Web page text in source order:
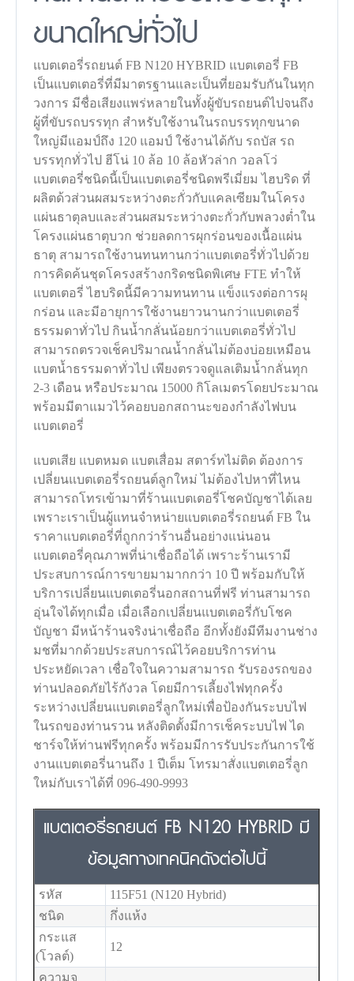
ขนาดใหญ่ทั่วไป
แบตเตอรี่รถยนต์ FB N120 HYBRID แบตเตอรี่ FB
เป็นแบตเตอรี่ที่มีมาตรฐานและเป็นที่ยอมรับกันในทุก
วงการ มีชื่อเสียงแพร่หลายในทั้งผู้ขับรถยนต์ไปจนถึง
ผู้ที่ขับรถบรรทุก สำหรับใช้งานในรถบรรทุกขนาด
ใหญ่มีแอมป์ถึง 120 แอมป์ ใช้งานได้กับ รถบัส รถ
บรรทุกทั่วไป ฮีโน่ 10 ล้อ 10 ล้อหัวล่าก วอลโว่
แบตเตอรี่ชนิดนี้เป็นแบตเตอรี่ชนิดพรีเมี่ยม ไฮบริด ที่
ผลิตด้วส่วนผสมระหว่างตะกั่วกับแคลเซียมในโครง
แผ่นธาตุลบและส่วนผสมระหว่างตะกั่วกับพลวงต่ำใน
โครงแผ่นธาตุบวก ช่วยลดการผุกร่อนของเนื้อแผ่น
ธาตุ สามารถใช้งานทนทานกว่าแบตเตอรี่ทั่วไปด้วย
การคิดค้นชุดโครงสร้างกริดชนิดพิเศษ FTE ทำให้
แบตเตอรี่ ไฮบริดนี้มีความทนทาน แข็งแรงต่อการผุ
กร่อน และมีอายุการใช้งานยาวนานกว่าแบตเตอรี่
ธรรมดาทั่วไป กินน้ำกลั่นน้อยกว่าแบตเตอรี่ทั่วไป
สามารถตรวจเช็คปริมาณน้ำกลั่นไม่ต้องบ่อยเหมือน
แบตน้ำธรรมดาทั่วไป เพียงตรวจดูแลเติมน้ำกลั่นทุก
2-3 เดือน หรือประมาณ 15000 กิโลเมตรโดยประมาณ
พร้อมมีตาแมวไว้คอยบอกสถานะของกำลังไฟบน
แบตเตอรี่
แบตเสีย แบตหมด แบตเสื่อม สตาร์ทไม่ติด ต้องการ
เปลี่ยนแบตเตอรี่รถยนต์ลูกใหม่ ไม่ต้องไปหาที่ไหน
สามารถโทรเข้ามาที่ร้านแบตเตอรี่โชคบัญชาได้เลย
เพราะเราเป็นผู้แทนจำหน่ายแบตเตอรี่รถยนต์ FB ใน
ราคาแบตเตอรี่ที่ถูกกว่าร้านอื่นอย่างแน่นอน
แบตเตอรี่คุณภาพที่น่าเชื่อถือได้ เพราะร้านเรามี
ประสบการณ์การขายมามากกว่า 10 ปี พร้อมกับให้
บริการเปลี่ยนแบตเตอรี่นอกสถานที่ฟรี ท่านสามารถ
อุ่นใจได้ทุกเมื่อ เมื่อเลือกเปลี่ยนแบตเตอรี่กับโชค
บัญชา มีหน้าร้านจริงน่าเชื่อถือ อีกทั้งยังมีทีมงานช่าง
มชที่มากด้วยประสบการณ์ไว้คอยบริการท่าน
ประหยัดเวลา เชื่อใจในความสามารถ รับรองรถของ
ท่านปลอดภัยไร้กังวล โดยมีการเลี้ยงไฟทุกครั้ง
ระหว่างเปลี่ยนแบตเตอรี่ลูกใหม่เพื่อป้องกันระบบไฟ
ในรถของท่านรวน หลังติดตั้งมีการเช็คระบบไฟ ได
ชาร์จให้ท่านฟรีทุกครั้ง พร้อมมีการรับประกันการใช้
งานแบตเตอรี่นานถึง 1 ปีเต็ม โทรมาสั่งแบตเตอรี่ลูก
ใหม่กับเราได้ที่ 096-490-9993
แบตเตอรี่รถยนต์ FB N120 HYBRID มี
ข้อมูลทางเทคนิคดังต่อไปนี้
รหัส
115F51 (N120 Hybrid)
ชนิด
กึ่งแห้ง
กระแส
(โวลต์)
12
ความจุ